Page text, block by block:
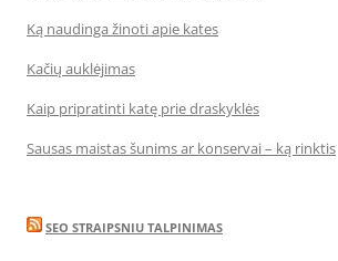
Ką naudinga žinoti apie kates
Kačių auklėjimas
Kaip pripratinti katę prie draskyklės
Sausas maistas šunims ar konservai – ką rinktis
SEO STRAIPSNIU TALPINIMAS